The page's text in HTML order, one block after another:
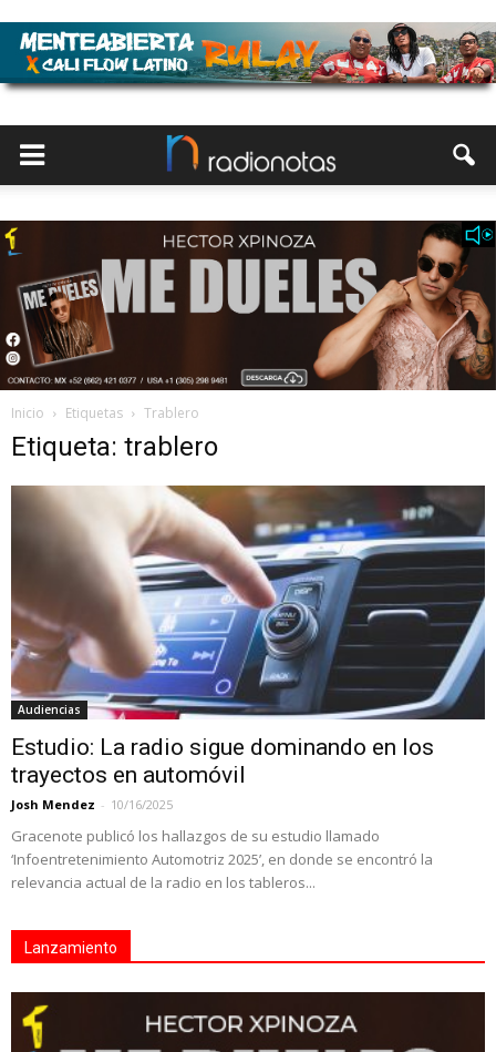
Inicio Etiquetas Trablero
Etiqueta: trablero
Audiencias
Estudio: La radio sigue dominando en los
trayectos en automóvil
Josh Mendez - 10/16/2025
Gracenote publicó los hallazgos de su estudio llamado
‘Infoentretenimiento Automotriz 2025’, en donde se encontró la
relevancia actual de la radio en los tableros...
Lanzamiento